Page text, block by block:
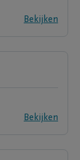
Bekijken
Bekijken